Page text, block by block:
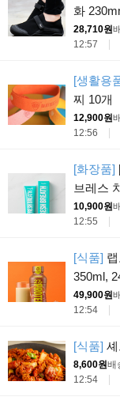
화
28,710원
12:57
[생활용
찌 10개
12,900원
12:56
[화장품]
브레스
10,900원
12:55
[식품]
350ml,
49,900원
12:54
[식품]
8,600원배
12:54